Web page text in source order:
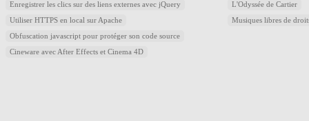
Enregistrer les clics sur des liens externes avec jQuery
Utiliser HTTPS en local sur Apache
Obfuscation javascript pour protéger son code source
Cineware avec After Effects et Cinema 4D
L'Odyssée de Cartier
Musiques libres de